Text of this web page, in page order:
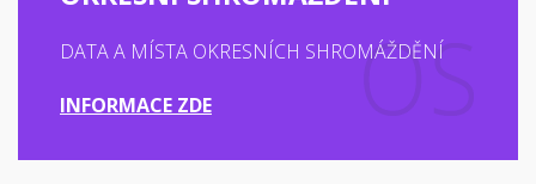
DATA A MÍSTA OKRESNÍCH SHROMÁŽDĚNÍ
INFORMACE ZDE